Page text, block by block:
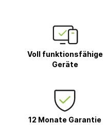
Voll funktionsfähige
Geräte
12 Monate Garantie